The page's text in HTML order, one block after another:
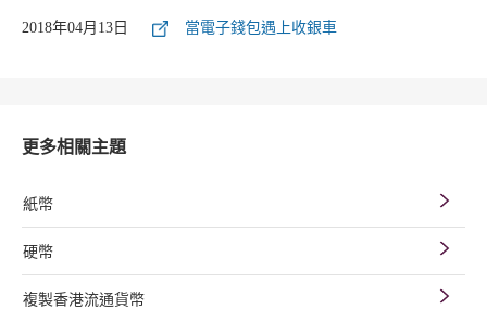
2018年04月13日 當電子錢包遇上收銀車
更多相關主題
紙幣
硬幣
複製香港流通貨幣